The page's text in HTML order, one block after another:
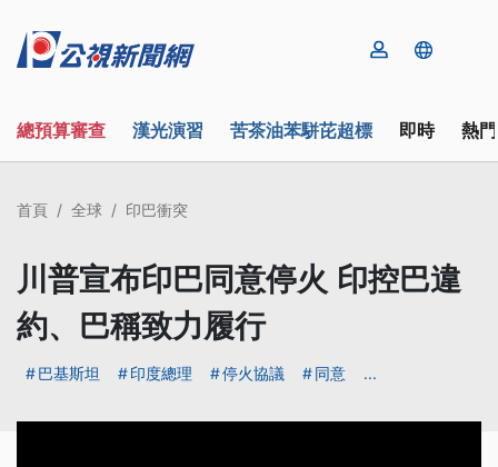
總預算審查 漢光演習 苦茶油苯駢芘超標 即時 熱
首頁 全球 印巴衝突
川普宣布印巴同意停火 印控巴違
約、巴稱致力履行
巴基斯坦 印度總理 停火協議 同意 ...